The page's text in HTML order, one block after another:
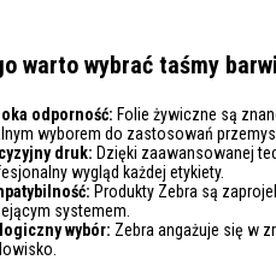
warto wybrać taśmy
odporność: Folie żywiczne są
wyborem do zastosowań
druk: Dzięki zaawansowanej
wygląd każdej etykiety.
Produkty Zebra są
systemem.
wybór: Zebra angażuje się w